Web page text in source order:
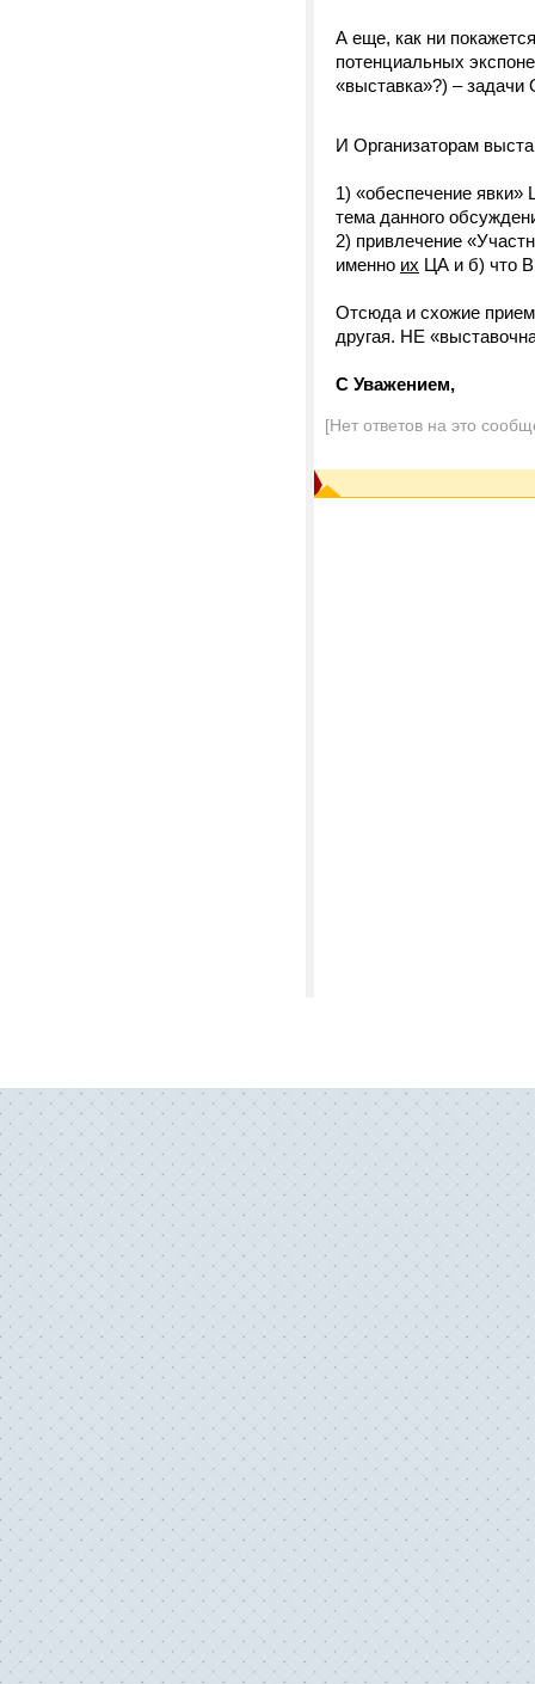
А еще, как ни
потенциальных
«выставка»?) –
И Организаторам
1) «обеспечение
тема данного
2) привлечение
именно их ЦА и б) что
Отсюда и схожие
другая. НЕ
С Уважением,
[Нет ответов на это